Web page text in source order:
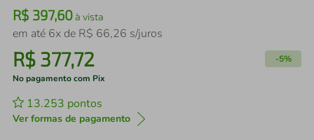
R$ 397,60à vista
em até 6x de R$ 66,26 s/juros
R$ 377,72 -5%
No pagamento com Pix
13.253 pontos
Ver formas de pagamento